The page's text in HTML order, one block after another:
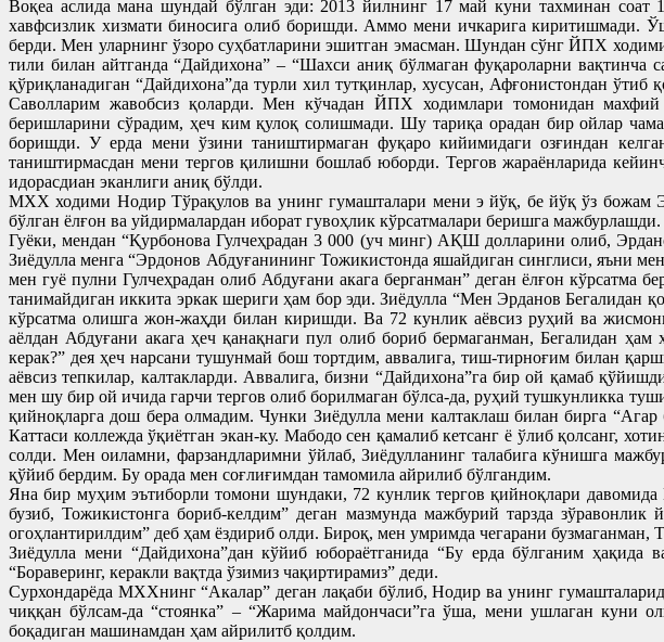
Воқеа аслида мана шундай бўлган эди: 2013 йилнинг 17 май куни тахминан
хавфсизлик хизмати биносига олиб боришди. Аммо мени ичкарига
берди. Мен уларнинг ўзоро суҳбатларини эшитган эмасман. Шундан сўнг ЙПХ
тили билан айтганда “Дайдихона” – “Шахси аниқ бўлмаган фуқароларни
қўриқланадиган “Дайдихона”да турли хил тутқинлар, хусусан, Афғонистондан
Саволларим жавобсиз қоларди. Мен кўчадан ЙПХ ходимлари томонидан махфий
беришларини сўрадим, ҳеч ким қулоқ солишмади. Шу тариқа орадан бир ойлар
боришди. У ерда мени ўзини таништирмаган фуқаро кийимидаги озғиндан
таништирмасдан мени тергов қилишни бошлаб юборди. Тергов жараёнларида
идорасдиан эканлиги аниқ бўлди.
МХХ ходими Нодир Тўрақулов ва унинг гумашталари мени э йўқ, бе йўқ ўз божам
бўлган ёлғон ва уйдирмалардан иборат гувоҳлик кўрсатмалари беришга мажбурлашди.
Гуёки, мендан “Қурбонова Гулчеҳрадан 3 000 (уч минг) АҚШ долларини олиб,
Зиёдулла менга “Эрдонов Абдуғанининг Тожикистонда яшайдиган синглиси, яъни
мен гуё пулни Гулчеҳрадан олиб Абдуғани акага берганман” деган ёлғон
танимайдиган иккита эркак шериги ҳам бор эди. Зиёдулла “Мен Эрданов Бегалидан
кўрсатма олишга жон-жаҳди билан киришди. Ва 72 кунлик аёвсиз руҳий ва
аёлдан Абдуғани акага ҳеч қанақнаги пул олиб бориб бермаганман, Бегалидан
керак?” дея ҳеч нарсани тушунмай бош тортдим, аввалига, тиш-тирноғим билан
аёвсиз тепкилар, калтакларди. Аввалига, бизни “Дайдихона”га бир ой қамаб
мен шу бир ой ичида гарчи тергов олиб борилмаган бўлса-да, руҳий тушкунликка
қийноқларга дош бера олмадим. Чунки Зиёдулла мени калтаклаш билан бирга
Каттаси коллежда ўқиётган экан-ку. Мабодо сен қамалиб кетсанг ё ўлиб қолсанг,
солди. Мен оиламни, фарзандларимни ўйлаб, Зиёдулланинг талабига кўнишга
қўйиб бердим. Бу орада мен соғлиғимдан тамомила айрилиб бўлгандим.
Яна бир муҳим эътиборли томони шундаки, 72 кунлик тергов қийноқлари
бузиб, Тожикистонга бориб-келдим” деган мазмунда мажбурий тарзда
огоҳлантирилдим” деб ҳам ёздириб олди. Бироқ, мен умримда чегарани бузмаганман,
Зиёдулла мени “Дайдихона”дан кўйиб юбораётганида “Бу ерда бўлганим
“Бораверинг, керакли вақтда ўзимиз чақиртирамиз” деди.
Сурхондарёда МХХнинг “Акалар” деган лақаби бўлиб, Нодир ва унинг
чиққан бўлсам-да “стоянка” – “Жарима майдончаси”га ўша, мени ушлаган
боқадиган машинамдан ҳам айрилитб қолдим.